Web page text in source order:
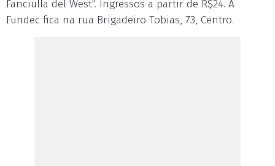
Fanciulla del West". Ingressos a partir de R$24. A
Fundec fica na rua Brigadeiro Tobias, 73, Centro.